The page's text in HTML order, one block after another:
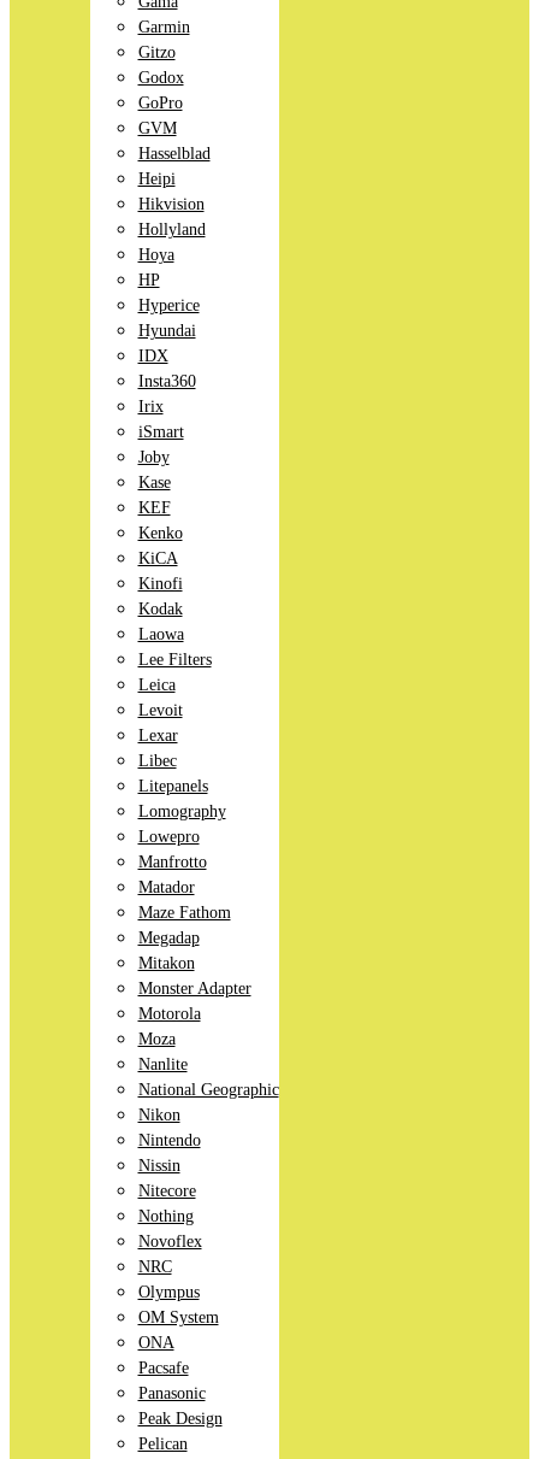
Garmin
Gitzo
Godox
GoPro
GVM
Hasselblad
Heipi
Hikvision
Hollyland
Hoya
HP
Hyperice
Hyundai
IDX
Insta360
Irix
iSmart
Joby
Kase
KEF
Kenko
KiCA
Kinofi
Kodak
Laowa
Lee Filters
Leica
Levoit
Lexar
Libec
Litepanels
Lomography
Lowepro
Manfrotto
Matador
Maze Fathom
Megadap
Mitakon
Monster Adapter
Motorola
Moza
Nanlite
National Geographic
Nikon
Nintendo
Nissin
Nitecore
Nothing
Novoflex
NRC
Olympus
OM System
ONA
Pacsafe
Panasonic
Peak Design
Pelican